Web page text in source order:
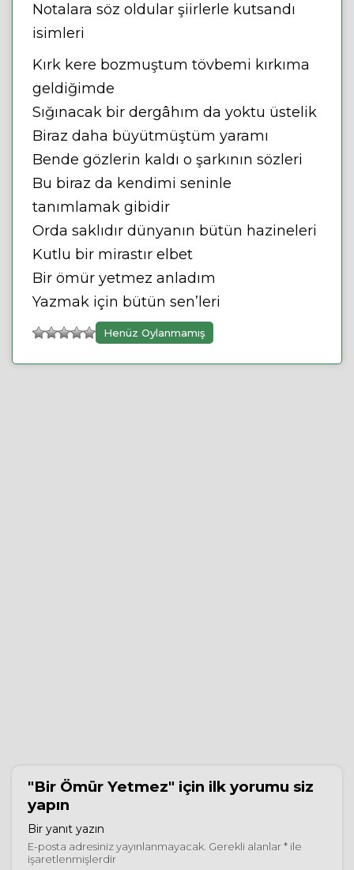
Notalara söz oldular şiirlerle kutsandı
isimleri
Kırk kere bozmuştum tövbemi kırkıma
geldiğimde
Sığınacak bir dergâhım da yoktu üstelik
Biraz daha büyütmüştüm yaramı
Bende gözlerin kaldı o şarkının sözleri
Bu biraz da kendimi seninle
tanımlamak gibidir
Orda saklıdır dünyanın bütün hazineleri
Kutlu bir mirastır elbet
Bir ömür yetmez anladım
Yazmak için bütün sen’leri
Henüz Oylanmamış
"Bir Ömür Yetmez" için ilk yorumu siz
yapın
Bir yanıt yazın
E-posta adresiniz yayınlanmayacak. Gerekli alanlar* ile
işaretlenmişlerdir